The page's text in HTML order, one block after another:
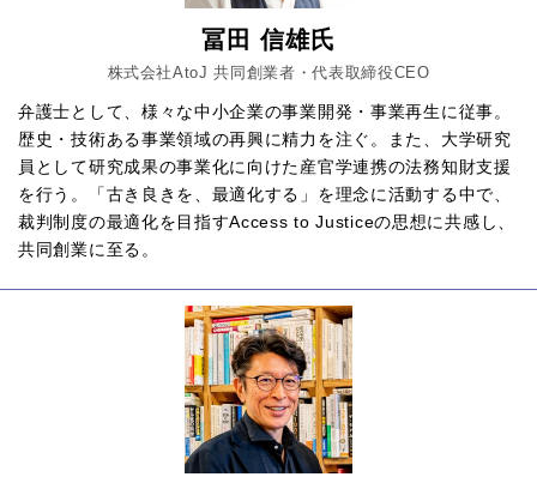
冨田 信雄氏
株式会社AtoJ 共同創業者・代表取締役CEO
弁護士として、様々な中小企業の事業開発・事業再生に従事。
歴史・技術ある事業領域の再興に精力を注ぐ。また、大学研究
員として研究成果の事業化に向けた産官学連携の法務知財支援
を行う。「古き良きを、最適化する」を理念に活動する中で、
裁判制度の最適化を目指すAccess to Justiceの思想に共感し、
共同創業に至る。